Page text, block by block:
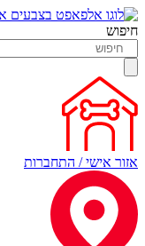
חיפוש
אזור אישי / התחברות